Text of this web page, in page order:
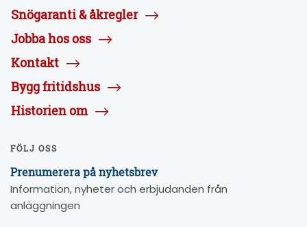
Snögaranti & åkregler
Jobba hos oss
Kontakt
Bygg fritidshus
Historien om
FÖLJ OSS
Prenumerera på nyhetsbrev
Information, nyheter och erbjudanden från
anläggningen